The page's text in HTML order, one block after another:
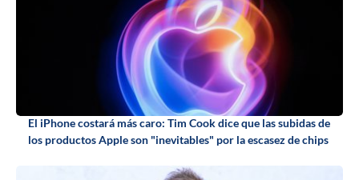
El iPhone costará más caro: Tim Cook dice que las subidas de
los productos Apple son "inevitables" por la escasez de chips